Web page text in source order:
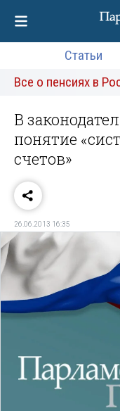
Статьи
Все о пенсиях в
В
понятие
счетов»
26.06.2013 16:35